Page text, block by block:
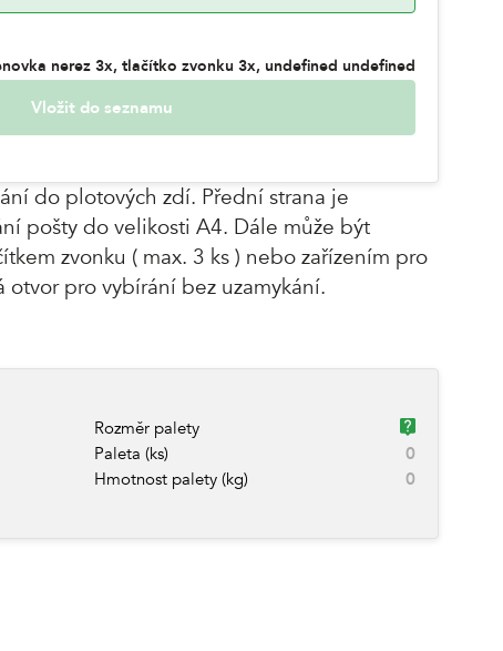
nerez 3x, tlačítko zvonku 3x, undefined undefined
Vložit do seznamu
do plotových zdí. Přední strana je
pošty do velikosti A4. Dále může být
zvonku ( max. 3 ks ) nebo zařízením pro
pro vybírání bez uzamykání.
Rozměr palety
Paleta (ks)
0
Hmotnost palety (kg)
0